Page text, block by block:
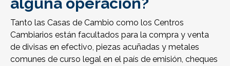
Tanto las Casas de Cambio como los Centros
Cambiarios están facultados para la compra y venta
de divisas en efectivo, piezas acuñadas y metales
comunes de curso legal en el país de emisión, cheques